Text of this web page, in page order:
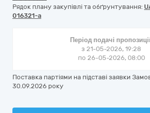
Рядок плану закупівлі та обґрунтування:
016321-a
Період подачі
з 21-05-2026, 19:28
по 26-05-2026, 08:00
Поставка партіями на підставі заявки
30.09.2026 року